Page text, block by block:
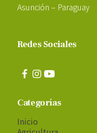
Asunción – Paraguay
Redes Sociales
Categorías
Inicio